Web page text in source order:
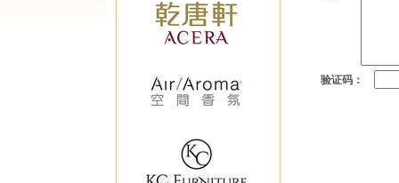
验证码：